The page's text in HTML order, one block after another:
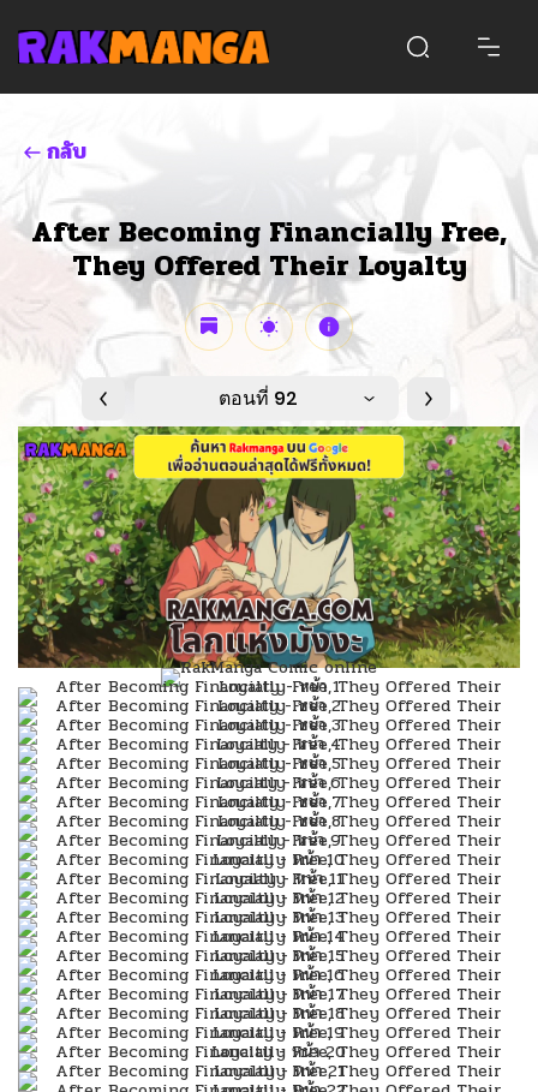
กลับ
After Becoming Financially Free,
They Offered Their Loyalty
ตอนที่ 92